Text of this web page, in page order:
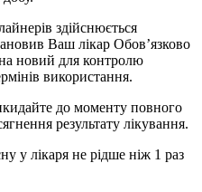
здійснюється
Ваш лікар Обов’язково
новий для контролю
використання.
до моменту повного
результату лікування.
у лікаря не рідше ніж 1 раз